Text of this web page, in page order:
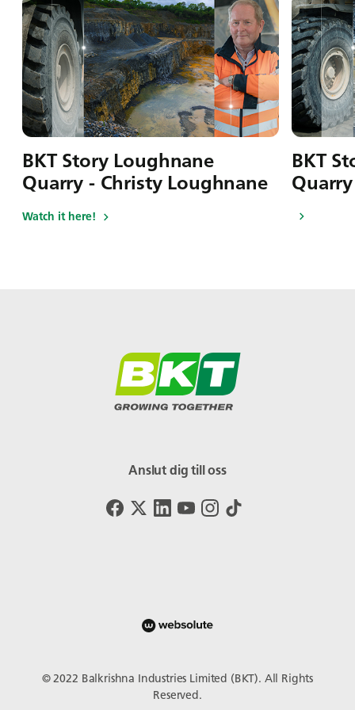
BKT Story Loughnane
Quarry - Christy Loughnane
Watch it here!
BKT
Anslut dig till oss
© 2022 Balkrishna Industries Limited (BKT). All Rights
Reserved.